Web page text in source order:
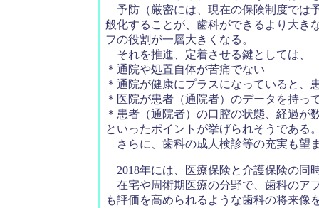
予防（厳密には、現在の保険制度では
般化することが、歯科ができるより大き
フの役割が一層大きくなる。
それを推進、定着させる鍵としては、
＊通院や処置自体が苦痛でない
＊通院が健康にプラスになっていると、
＊医院が患者（通院者）のデータを持っ
＊患者（通院者）の口腔の状態、経過が
といったポイントが挙げられそうである
さらに、歯科の成人検診等の充実も望
2018年には、医療保険と介護保険の同
在宅や周術期医療の分野で、歯科のア
も評価を高められるような歯科の将来像